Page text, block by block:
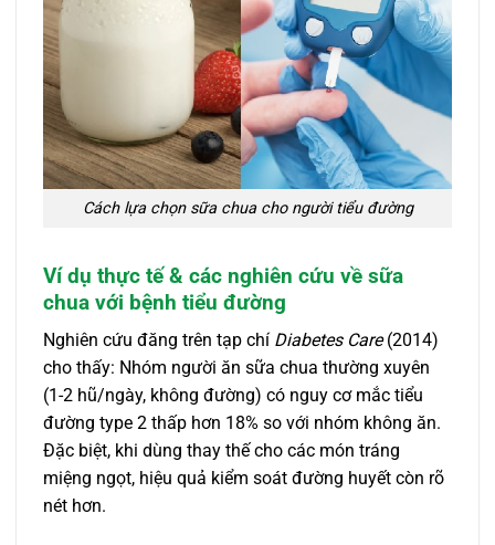
Cách lựa chọn sữa chua cho người tiểu đường
Ví dụ thực tế & các nghiên cứu về sữa
chua với bệnh tiểu đường
Nghiên cứu đăng trên tạp chí Diabetes Care(2014)
cho thấy: Nhóm người ăn sữa chua thường xuyên
(1-2 hũ/ngày, không đường) có nguy cơ mắc tiểu
đường type 2 thấp hơn 18% so với nhóm không ăn.
Đặc biệt, khi dùng thay thế cho các món tráng
miệng ngọt, hiệu quả kiểm soát đường huyết còn rõ
nét hơn.